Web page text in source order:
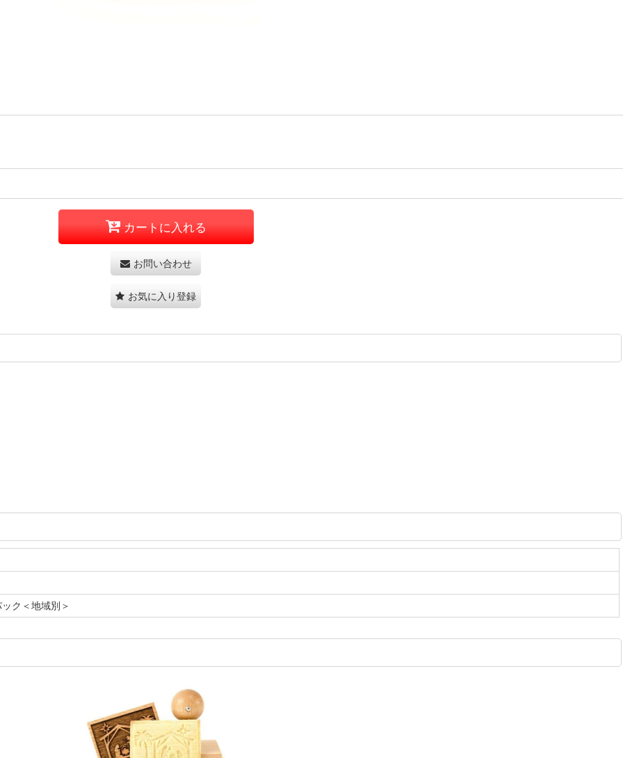
カートに入れる
お問い合わせ
お気に入り登録
ク＜地域別＞